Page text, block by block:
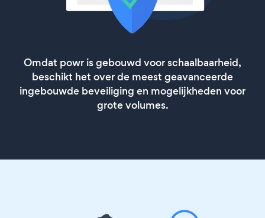
Omdat powr is gebouwd voor schaalbaarheid,
beschikt het over de meest geavanceerde
ingebouwde beveiliging en mogelijkheden voor
grote volumes.